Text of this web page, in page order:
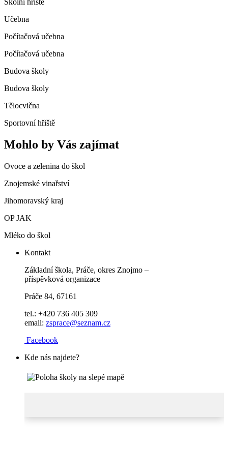
Učebna
Počítačová učebna
Počítačová učebna
Budova školy
Budova školy
Tělocvična
Sportovní hřiště
Mohlo by Vás zajímat
Ovoce a zelenina do škol
Znojemské vinařství
Jihomoravský kraj
OP JAK
Mléko do škol
Kontakt
Základní škola, Práče, okres Znojmo –
příspěvková organizace
Práče 84, 67161
tel.: +420 736 405 309
email: zsprace@seznam.cz
Facebook
Kde nás najdete?